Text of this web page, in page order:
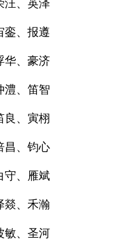
汪、英泽
銮、报遵
华、豪济
澧、笛智
良、寅栩
昌、钧心
守、雁斌
燚、禾瀚
敏、圣河